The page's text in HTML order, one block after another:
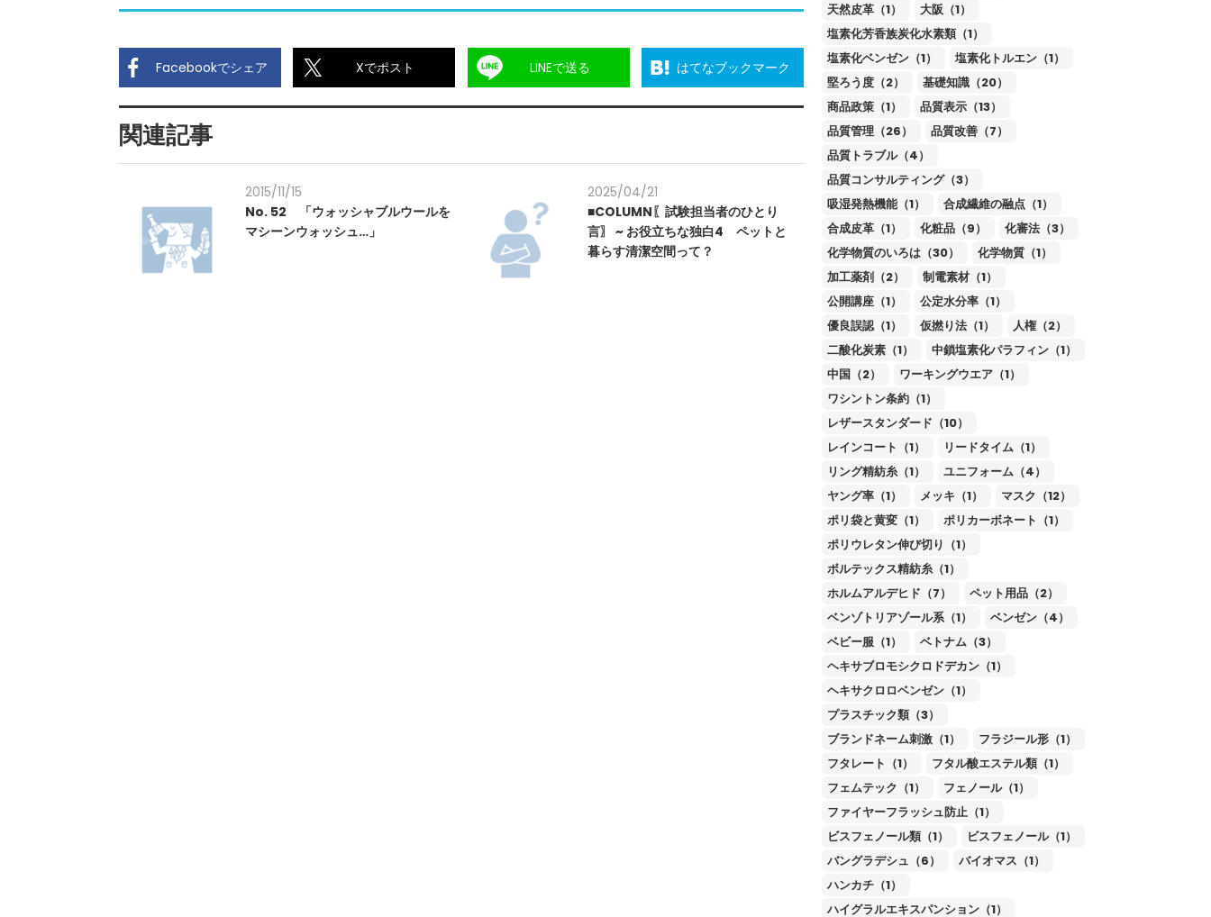
Facebookでシェア Xでポスト LINEで送る はてなブックマーク
関連記事
2015/11/15
No. 52 「ウォッシャブルウールを
マシーンウォッシュ…」
2025/04/21
■COLUMN〖試験担当者のひとり
言〗 ~ お役立ちな独白4 ペットと
暮らす清潔空間って？
天然皮革（1）
大阪（1）
塩素化芳香族炭化水素類（1）
塩素化ベンゼン（1）
塩素化トルエン（1）
堅ろう度（2）
基礎知識（20）
商品政策（1）
品質表示（13）
品質管理（26）
品質改善（7）
品質トラブル（4）
品質コンサルティング（3）
吸湿発熱機能（1）
合成繊維の融点（1）
合成皮革（1）
化粧品（9）
化審法（3）
化学物質のいろは（30）
化学物質（1）
加工薬剤（2）
制電素材（1）
公開講座（1）
公定水分率（1）
優良誤認（1）
仮撚り法（1）
人権（2）
二酸化炭素（1）
中鎖塩素化パラフィン（1）
中国（2）
ワーキングウエア（1）
ワシントン条約（1）
レザースタンダード（10）
レインコート（1）
リードタイム（1）
リング精紡糸（1）
ユニフォーム（4）
ヤング率（1）
メッキ（1）
マスク（12）
ポリ袋と黄変（1）
ポリカーボネート（1）
ポリウレタン伸び切り（1）
ボルテックス精紡糸（1）
ホルムアルデヒド（7）
ペット用品（2）
ベンゾトリアゾール系（1）
ベンゼン（4）
ベビー服（1）
ベトナム（3）
ヘキサブロモシクロドデカン（1）
ヘキサクロロベンゼン（1）
プラスチック類（3）
ブランドネーム刺激（1）
フラジール形（1）
フタレート（1）
フタル酸エステル類（1）
フェムテック（1）
フェノール（1）
ファイヤーフラッシュ防止（1）
ビスフェノール類（1）
ビスフェノール（1）
バングラデシュ（6）
バイオマス（1）
ハンカチ（1）
ハイグラルエキスパンション（1）